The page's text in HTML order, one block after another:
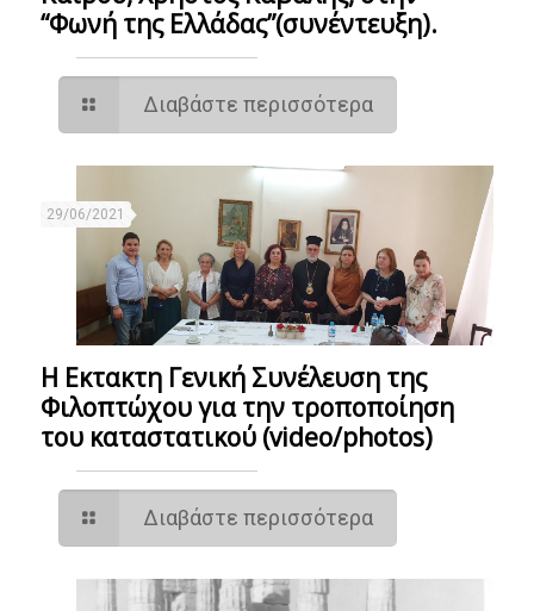
“Φωνή της Ελλάδας”(συνέντευξη).
Διαβάστε περισσότερα
29/06/2021
Η Εκτακτη Γενική Συνέλευση της
Φιλοπτώχου για την τροποποίηση
του καταστατικού (video/photos)
Διαβάστε περισσότερα